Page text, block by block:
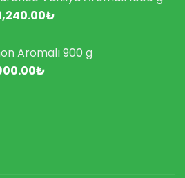
740.00₺.
₺Şu
1,240.00₺.
Aromalı 900 g
₺Şu